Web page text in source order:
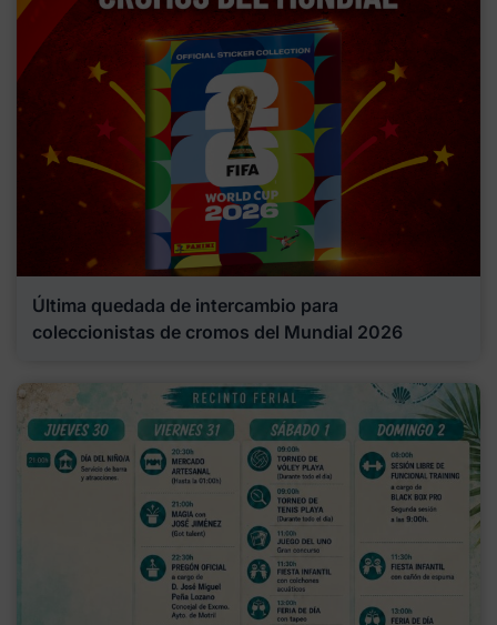
Última quedada de intercambio para
coleccionistas de cromos del Mundial 2026